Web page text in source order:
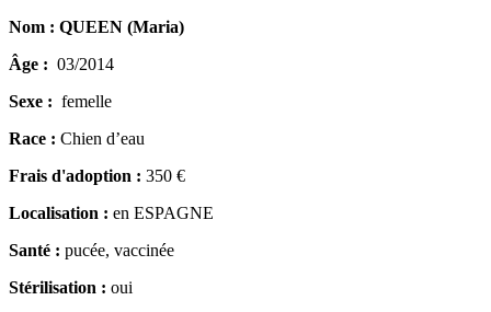
Nom : QUEEN (Maria)
Âge : 03/2014
Sexe : femelle
Race : Chien d’eau
Frais d'adoption : 350 €
Localisation : en ESPAGNE
Santé : pucée, vaccinée
Stérilisation : oui